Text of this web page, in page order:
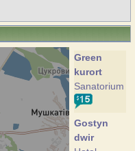
Green
kurort
Sanatorium
Gostyn
dwir